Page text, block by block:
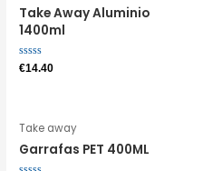
Take Away Aluminio
1400ml
Avaliação
€14.40
Take away
Garrafas PET 400ML